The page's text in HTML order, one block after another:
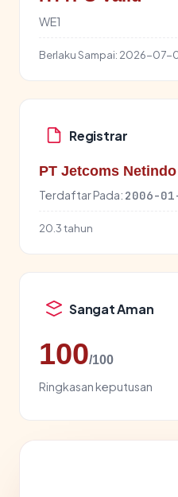
WE1
Berlaku Sampai: 2026-07-
Registrar
PT Jetcoms Netindo
Terdaftar Pada: 2006-
20.3 tahun
Sangat Aman
100/100
Ringkasan keputusan